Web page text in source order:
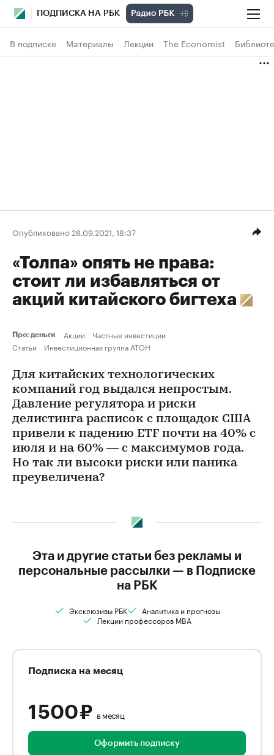
ПОДПИСКА НА РБК
В подписке Материалы Лекции The Economist
Опубликовано 28.09.2021, 18:37
«Толпа» опять не права:
стоит ли избавляться от
акций китайского бигтеха
Про: деньги Акции
Частные инвестиции
Статьи
Инвестиционная группа АТОН
Для китайских технологических
компаний год выдался непростым.
Давление регулятора и риски
делистинга расписок с площадок США
привели к падению ETF почти на 40% с
июля и на 60% — с максимумов года.
Но так ли высоки риски или паника
преувеличена?
Эта и другие статьи без рекламы и
персональные рассылки — в Подписке
на РБК
Эксклюзивы РБК
Аналитика и прогнозы
Лекции профессоров MBA
Подписка на месяц
1 500 ₽ в месяц
Оформить подписку